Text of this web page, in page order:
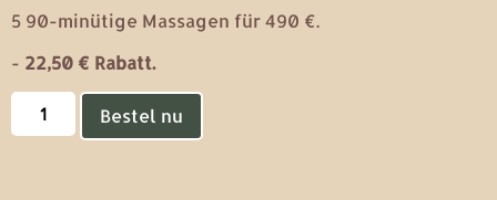
5 90-minütige Massagen für 490 €.
- 22,50 € Rabatt.
Bestel nu